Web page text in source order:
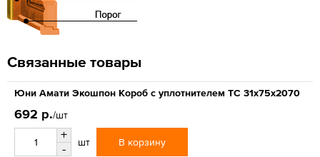
Связанные товары
Юни Амати Экошпон Короб с уплотнителем ТС 31x75x2070
692 р./шт
+
-
шт В корзину